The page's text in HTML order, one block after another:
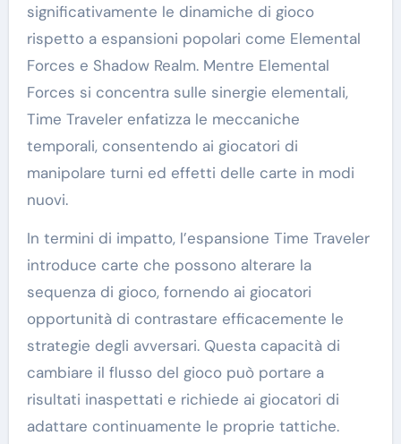
significativamente le dinamiche di gioco
rispetto a espansioni popolari come Elemental
Forces e Shadow Realm. Mentre Elemental
Forces si concentra sulle sinergie elementali,
Time Traveler enfatizza le meccaniche
temporali, consentendo ai giocatori di
manipolare turni ed effetti delle carte in modi
nuovi.
In termini di impatto, l’espansione Time Traveler
introduce carte che possono alterare la
sequenza di gioco, fornendo ai giocatori
opportunità di contrastare efficacemente le
strategie degli avversari. Questa capacità di
cambiare il flusso del gioco può portare a
risultati inaspettati e richiede ai giocatori di
adattare continuamente le proprie tattiche.